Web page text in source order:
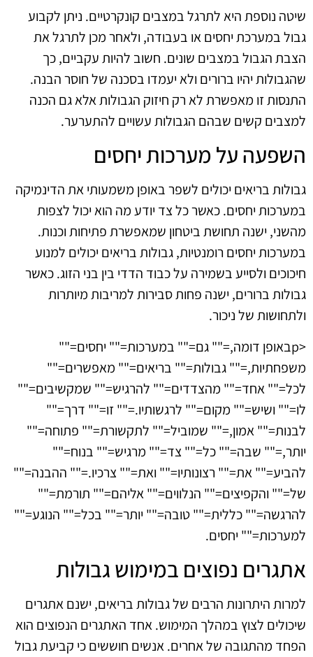
שיטה נוספת היא לתרגל במצבים קונקרטיים. ניתן לקבוע
גבול במערכת יחסים או בעבודה, ולאחר מכן לתרגל את
הצבת הגבול במצבים שונים. חשוב להיות עקביים, כך
שהגבולות יהיו ברורים ולא יעמדו בסכנה של חוסר הבנה.
התנסות זו מאפשרת לא רק חיזוק הגבולות אלא גם הכנה
למצבים קשים שבהם הגבולות עשויים להתערער.
השפעה על מערכות יחסים
גבולות בריאים יכולים לשפר באופן משמעותי את הדינמיקה
במערכות יחסים. כאשר כל צד יודע מה הוא יכול לצפות
מהשני, ישנה תחושת ביטחון שמאפשרת פתיחות וכנות.
במערכות יחסים רומנטיות, גבולות בריאים יכולים למנוע
חיכוכים ולסייע בשמירה על כבוד הדדי בין בני הזוג. כאשר
גבולות ברורים, ישנה פחות סבירות למריבות מיותרות
ולתחושות של ניכור.
<pבאופן דומה,="" גם="" במערכות="" יחסים=""
משפחתיות,="" גבולות="" בריאים="" מאפשרים=""
לכל="" אחד="" מהצדדים="" להרגיש="" שמקשיבים=""
לו="" ושיש="" מקום="" לרגשותיו.="" זו="" דרך=""
לבנות="" אמון,="" שמוביל="" לתקשורת="" פתוחה=""
יותר,="" שבה="" כל="" צד="" מרגיש="" בנוח=""
להביע="" את="" רצונותיו="" ואת="" צרכיו.="" ההבנה=""
של="" והקפיצים="" הנלווים="" אליהם="" תורמת=""
להרגשה="" כללית="" טובה="" יותר="" בכל="" הנוגע=""
למערכות="" יחסים.
אתגרים נפוצים במימוש גבולות
למרות היתרונות הרבים של גבולות בריאים, ישנם אתגרים
שיכולים לצוץ במהלך המימוש. אחד האתגרים הנפוצים הוא
הפחד מהתגובה של אחרים. אנשים חוששים כי קביעת גבול